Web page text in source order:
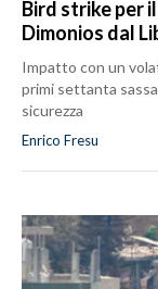
Bird strike per
Dimonios dal
Impatto con un
primi settanta
sicurezza
Enrico Fresu